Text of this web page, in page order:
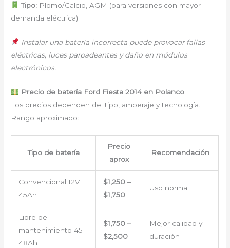
Tipo:Plomo/Calcio, AGM (para versiones con mayor
demanda eléctrica)
Instalar una batería incorrecta puede provocar fallas
eléctricas, luces parpadeantes y daño en módulos
electrónicos.
Precio de batería Ford Fiesta 2014 en Polanco
Los precios dependen del tipo, amperaje y tecnología.
Rango aproximado:
Tipo de batería
Precio
aprox
Recomendación
Convencional 12V
45Ah
$1,250 –
$1,750
Uso normal
Libre de
mantenimiento 45–
48Ah
$1,750 –
$2,500
Mejor calidad y
duración